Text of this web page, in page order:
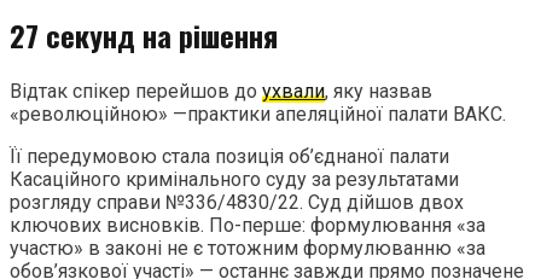
27 секунд на рішення
Відтак спікер перейшов до ухвали, яку назвав
«революційною» —практики апеляційної палати ВАКС.
Її передумовою стала позиція об’єднаної палати
Касаційного кримінального суду за результатами
розгляду справи №336/4830/22. Суд дійшов двох
ключових висновків. По-перше: формулювання «за
участю» в законі не є тотожним формулюванню «за
обов’язкової участі» — останнє завжди прямо позначене